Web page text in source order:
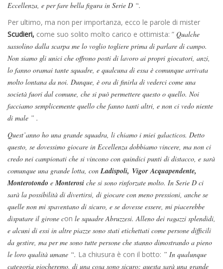
Eccellenza, e per fare bella figura in Serie D “.
Per ultimo, ma non per importanza, ecco le parole di mister
Scudieri, come suo solito molto carico e ottimista: ” Qualche
sassolino dalla scarpa me lo voglio togliere prima di parlare di campo.
Non siamo gli unici che offrono posti di lavoro ai propri giocatori, anzi,
lo fanno oramai tante squadre, e qualcuna di essa è comunque arrivata
molto lontana da noi. Dunque, è ora di finirla di vederci come una
società fuori dal comune, che si può permettere questo o quello. Noi
facciamo semplicemente quello che fanno tanti altri, e non ci vedo niente
di male ” .
Quest’anno ho una grande squadra, li chiamo i miei galacticos. Detto
questo, se dovessimo giocare in Eccellenza dobbiamo vincere, ma non ci
credo nei campionati che si vincono con quindici punti di distacco, e sarà
comunque una grande lotta, conLadispoli, Vigor Acquapendente,
Monterotondo eMonterosi che si sono rinforzate molto. In Serie D ci
sarà la possibilità di divertirsi, di giocare con meno pressioni, anche se
quelle non mi spaventano di sicuro, e se dovesse essere, mi piacerebbe
disputare il girone con le squadre Abruzzesi. Alleno dei ragazzi splendidi,
e alcuni di essi in altre piazze sono stati etichettati come persone difficili
da gestire, ma per me sono tutte persone che stanno dimostrando a pieno
le loro qualità umane “. La chiusura è con il botto: ” In qualunque
categoria giocheremo, di una cosa sono sicuro: questa sarà una grande